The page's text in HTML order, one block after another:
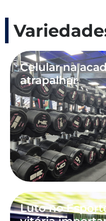
Celular na
atrapalhar
Luto no